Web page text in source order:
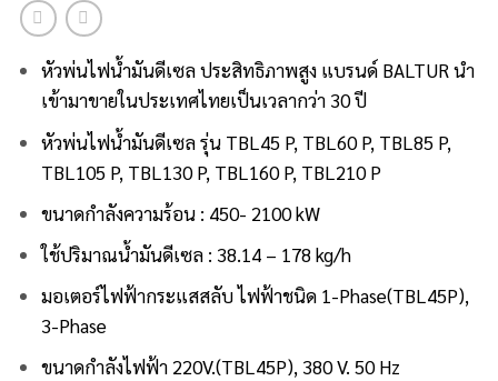
หัวพ่นไฟน้ำมันดีเซล ประสิทธิภาพสูง แบรนด์ BALTUR นำ
เข้ามาขายในประเทศไทยเป็นเวลากว่า 30 ปี
หัวพ่นไฟน้ำมันดีเซล รุ่น TBL45 P, TBL60 P, TBL85 P,
TBL105 P, TBL130 P, TBL160 P, TBL210 P
ขนาดกำลังความร้อน : 450- 2100 kW
ใช้ปริมาณน้ำมันดีเซล : 38.14 – 178 kg/h
มอเตอร์ไฟฟ้ากระแสสลับ ไฟฟ้าชนิด 1-Phase(TBL45P),
3-Phase
ขนาดกำลังไฟฟ้า 220V.(TBL45P), 380 V. 50 Hz